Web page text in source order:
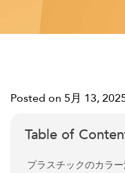
Posted on 5月 13,
Table of
プラスチックのカラ